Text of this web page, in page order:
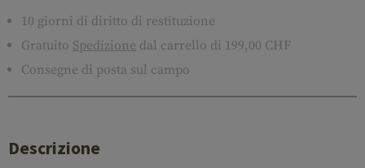
10 giorni di diritto di restituzione
Gratuito Spedizione dal carrello di 199,00 CHF
Consegne di posta sul campo
Descrizione